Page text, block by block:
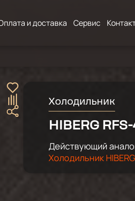
и доставка Сервис
Холодильник
HIBERG
Действующий
Холодильник